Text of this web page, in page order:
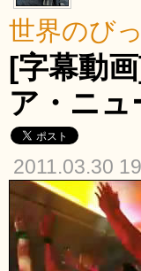
世界のび
[字幕動
ア・ニ
2011.03.30